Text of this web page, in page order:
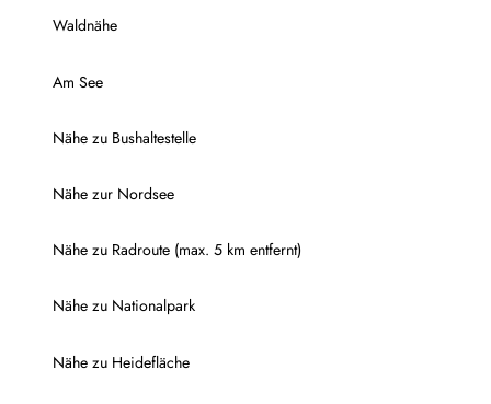
Waldnähe
Am See
Nähe zu Bushaltestelle
Nähe zur Nordsee
Nähe zu Radroute (max. 5 km entfernt)
Nähe zu Nationalpark
Nähe zu Heidefläche